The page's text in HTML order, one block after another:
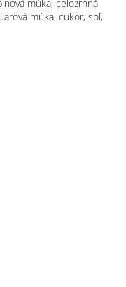
múka, celozrnná
múka, cukor, soľ,